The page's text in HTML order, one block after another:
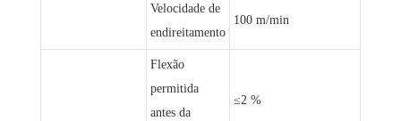
Velocidade de
endireitamento
100 m/min
Flexão
permitida
antes da
≤2 %